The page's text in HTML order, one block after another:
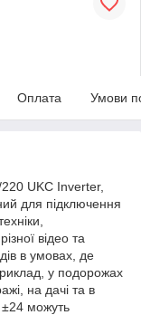
Оплата Умови
UKC Inverter,
для підключення
відео та
в умовах, де
у подорожах
на дачі та в
±24 можуть